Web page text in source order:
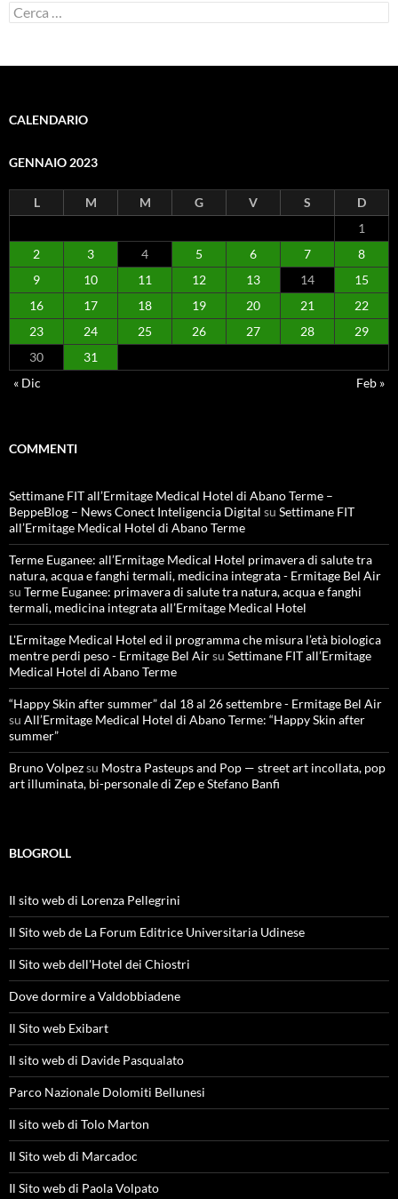
Ricerca
per:
CALENDARIO
GENNAIO 2023
L M M G V S
D
1
2
3 4 5 6 7
8
9
10 11 12 13 14
15
16
17 18 19 20 21
22
23
24 25 26 27 28
29
30
31
« Dic
Feb »
COMMENTI
Settimane FIT all’Ermitage Medical Hotel di Abano Terme –
BeppeBlog – News Conect Inteligencia Digital su Settimane FIT
all’Ermitage Medical Hotel di Abano Terme
Terme Euganee: all’Ermitage Medical Hotel primavera di salute tra
natura, acqua e fanghi termali, medicina integrata - Ermitage Bel Air
su Terme Euganee: primavera di salute tra natura, acqua e fanghi
termali, medicina integrata all’Ermitage Medical Hotel
L'Ermitage Medical Hotel ed il programma che misura l’età biologica
mentre perdi peso - Ermitage Bel Airsu Settimane FIT all’Ermitage
Medical Hotel di Abano Terme
“Happy Skin after summer” dal 18 al 26 settembre - Ermitage Bel Air
su All’Ermitage Medical Hotel di Abano Terme: “Happy Skin after
summer”
Bruno Volpezsu Mostra Pasteups and Pop — street art incollata, pop
art illuminata, bi-personale di Zep e Stefano Banfi
BLOGROLL
Il sito web di Lorenza Pellegrini
Il Sito web de La Forum Editrice Universitaria Udinese
Il Sito web dell'Hotel dei Chiostri
Dove dormire a Valdobbiadene
Il Sito web Exibart
Il sito web di Davide Pasqualato
Parco Nazionale Dolomiti Bellunesi
Il sito web di Tolo Marton
Il Sito web di Marcadoc
Il Sito web di Paola Volpato